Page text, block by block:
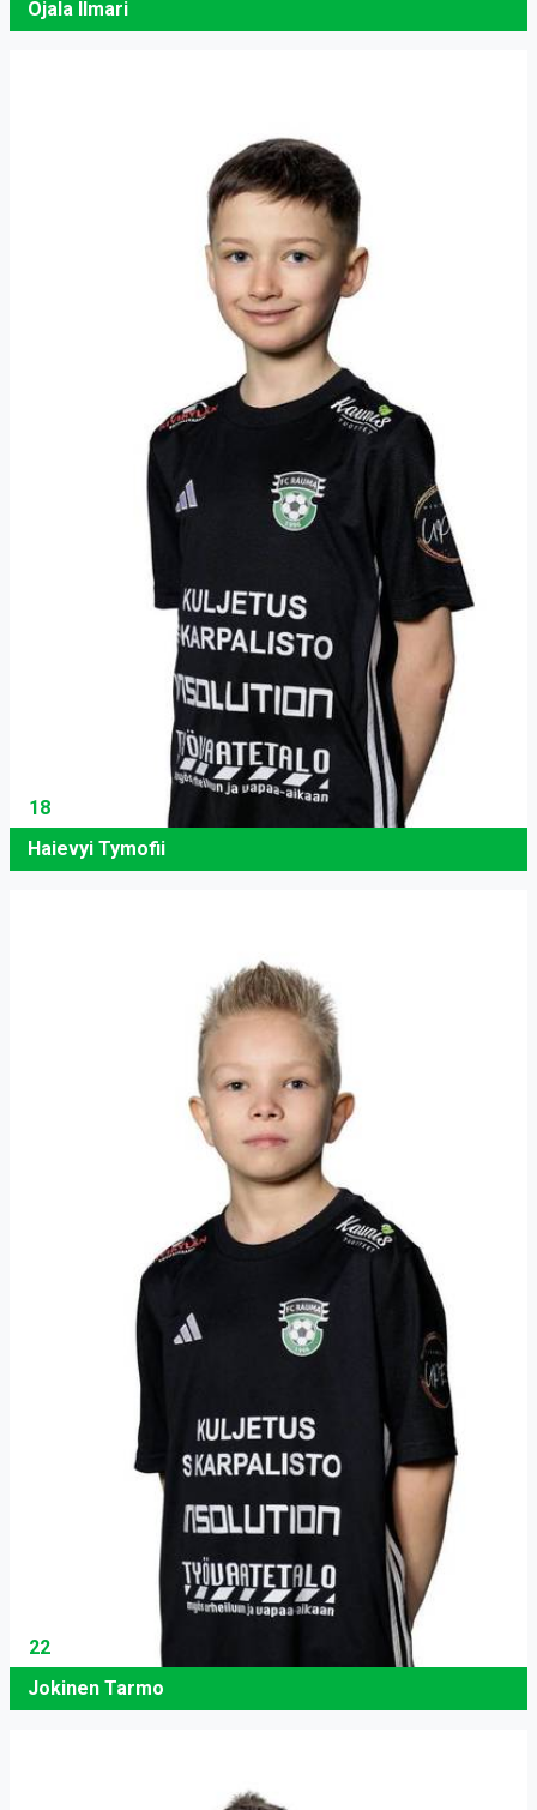
Ojala Ilmari
18
Haievyi Tymofii
22
Jokinen Tarmo